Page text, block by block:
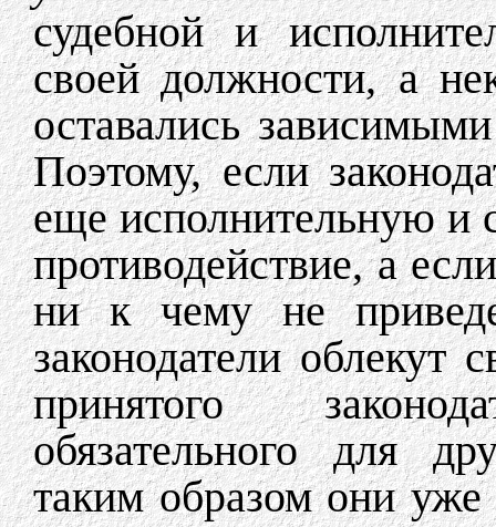
судебной и
своей должности, а
оставались
Поэтому, если
еще исполнительную и
противодействие, а
ни к чему не
законодатели
принятого
обязательного для
таким образом они